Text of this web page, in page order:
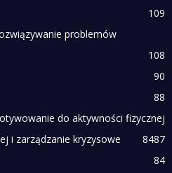
109
problemów
108
90
88
do aktywności fizycznej
87
i zarządzanie kryzysowe
84
84